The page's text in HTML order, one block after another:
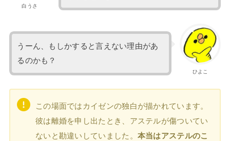
白うさ
ひよこ
うーん、もしかすると言えない理由があ
るのかも？
この場面ではカイゼンの独白が描かれています。
彼は離婚を申し出たとき、アステルが傷ついてい
ないと勘違いしていました。 本当はアステルのこ